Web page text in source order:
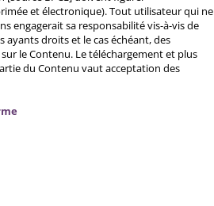
et électronique). Tout utilisateur qui ne
engagerait sa responsabilité vis-à-vis de
ayants droits et le cas échéant, des
le Contenu. Le téléchargement et plus
du Contenu vaut acceptation des